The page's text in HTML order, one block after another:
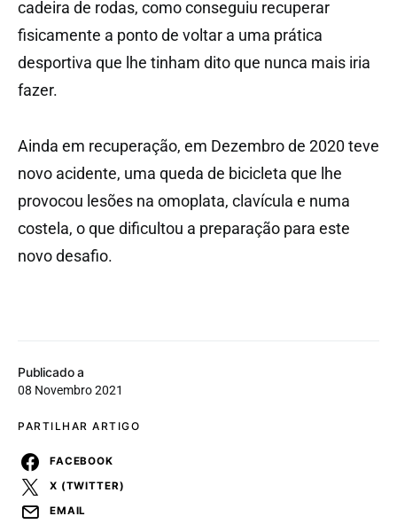
Publicado a
08 Novembro 2021
PARTILHAR ARTIGO
FACEBOOK
X (TWITTER)
EMAIL
cadeira de rodas, como conseguiu recuperar
fisicamente a ponto de voltar a uma prática
desportiva que lhe tinham dito que nunca mais iria
fazer.
Ainda em recuperação, em Dezembro de 2020 teve
novo acidente, uma queda de bicicleta que lhe
provocou lesões na omoplata, clavícula e numa
costela, o que dificultou a preparação para este
novo desafio.